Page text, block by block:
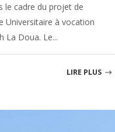
le cadre du projet de
Universitaire à vocation
La Doua. Le...
LIRE PLUS